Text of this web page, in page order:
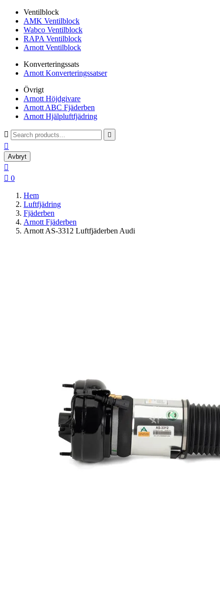
Ventilblock
AMK Ventilblock
Wabco Ventilblock
RAPA Ventilblock
Arnott Ventilblock
Konverteringssats
Arnott Konverteringssatser
Övrigt
Arnott Höjdgivare
Arnott ABC Fjäderben
Arnott Hjälpluftfjädring
 

Avbryt

 0
Hem
Luftfjädring
Fjäderben
Arnott Fjäderben
Arnott AS-3312 Luftfjäderben Audi